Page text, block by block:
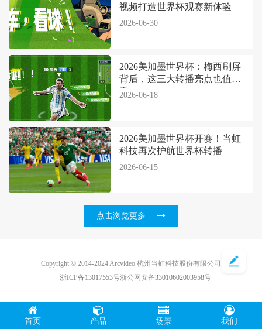
视频打造世界杯观赛新体验
2026-06-30
2026美加墨世界杯：梅西刷屏
背后，这三大转播亮点也值得
看！
2026-06-18
2026美加墨世界杯开赛！当虹
科技再次护航世界杯转播
2026-06-15
点击浏览更多
Copyright © 2014-2024 Arcvideo 杭州当虹科技股份有限公司
浙ICP备13017553号浙公网安备33010602003958号
首页 产品 场景 我们